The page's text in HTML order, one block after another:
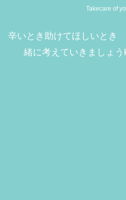
Takecare of
辛いとき助けてほしいとき
緒に考えていきましょ